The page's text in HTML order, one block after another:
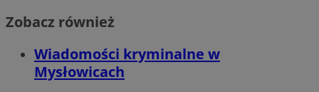
Zobacz również
Wiadomości kryminalne w
Mysłowicach